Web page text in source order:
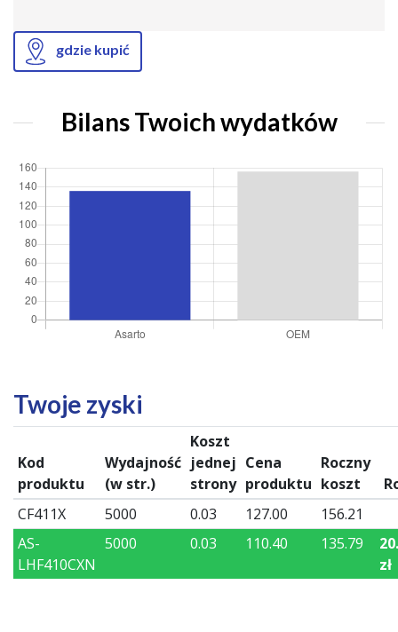
gdzie kupić
Bilans Twoich wydatków
Twoje zyski
Kod
produktu
Wydajność
(w str.)
Koszt
jednej
strony
Cena
produktu
Roczny
koszt
CF411X
5000 0.03 127.00
156.21
AS-
LHF410CXN
5000 0.03 110.40 135.79
zł